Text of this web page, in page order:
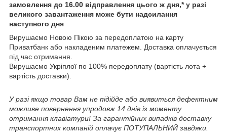
замовлення до 16.00 відправлення цього ж дня,* у разі
великого завантаження може бути надсилання
наступного дня
Вирушаємо Новою Пікою за передоплатою на карту
Приватбанк або накладеним платежем. Доставка оплачується
під час отримання.
Вирушаємо Укріплої по 100% передоплату (вартість лота +
вартість доставки).
У разі якщо товар Вам не підійде або виявиться дефектним
можливе повернення упродовж 14 днів із моменту
отримання клавіатури! За гарантійних випадків доставку
транспортних компаній оплачує ПОТУПАЛЬНИЙ завдяки.